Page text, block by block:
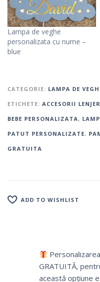
Lampa de veghe
personalizata cu nume –
blue
CATEGORIE: LAMPA DE
ETICHETE: ACCESORII
BEBE PERSONALIZATA,
PATUT PERSONALIZATE,
GRATUITA
ADD TO WISHLIST
GRATUITĂ,
această opțiune